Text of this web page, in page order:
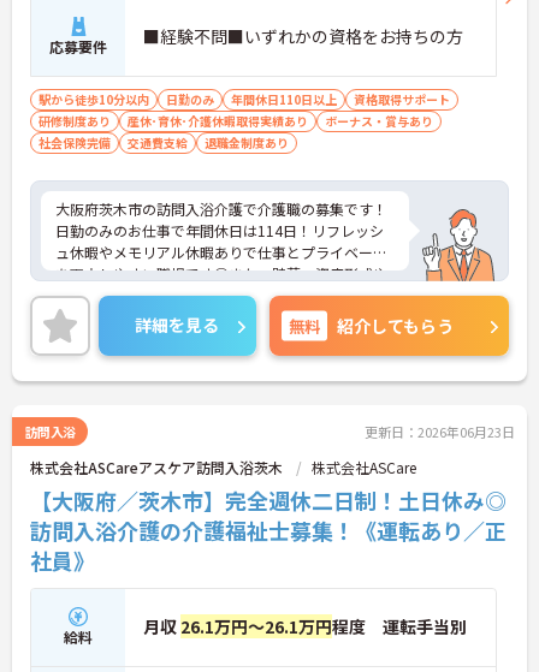
応募要件 ■経験不問■いずれかの資格をお持ちの方
駅から徒歩10分以内 日勤のみ 年間休日110日以上
資格取得サポート
研修制度あり
産休･育休･介護休暇取得実績あり
ボーナス・賞与あり
社会保険完備
交通費支給 退職金制度あり
大阪府茨木市の訪問入浴介護で介護職の募集です！
日勤のみのお仕事で年間休日は114日！リフレッシ
ュ休暇やメモリアル休暇ありで仕事とプライベート
を両立しやすい職場です◎また、貯蓄・資産形成や
暮らしに関する福利厚生が充実！安心して長く働き
やすい環境が整っています♪各種研修制度や資格取
得支援制度はもちろん、年1回のキャリアチャレン
ジ制度もあり、働きながらスキルアップを目指せる
職場です！ご興味のある方は面接ポイントをお伝え
詳細を見る 無料 紹介してもらう
訪問入浴 更新日：2026年06月23日
株式会社ASCareアスケア訪問入浴茨木 株式会社ASCare
【大阪府／茨木市】完全週休二日制！土日休み◎
訪問入浴介護の介護福祉士募集！《運転あり／正
社員》
給料 月収 26.1万円～26.1万円程度 運転手当別